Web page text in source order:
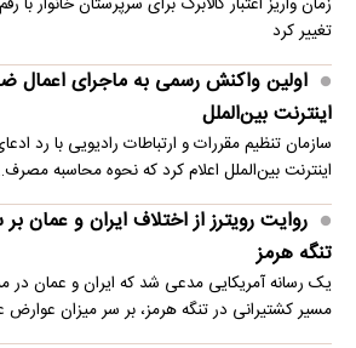
زمان واریز اعتبار کالابرگ برای سرپرستان خانوار با
تغییر کرد
اینترنت بین‌الملل
اینترنت بین‌الملل اعلام کرد که نحوه محاسبه
روایت رویترز از اختلاف ایران و عمان
تنگه هرمز
یک رسانه آمریکایی مدعی شد که ایران و عمان در
مسیر کشتیرانی در تنگه هرمز، بر سر میزان عوارض